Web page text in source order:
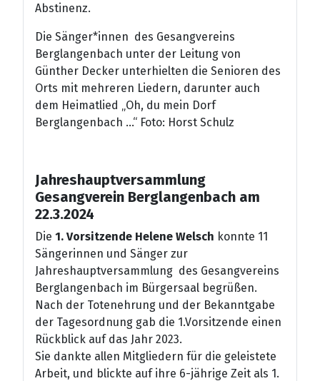
Abstinenz.
Die Sänger*innen des Gesangvereins
Berglangenbach unter der Leitung von
Günther Decker unterhielten die Senioren des
Orts mit mehreren Liedern, darunter auch
dem Heimatlied „Oh, du mein Dorf
Berglangenbach ...“ Foto: Horst Schulz
Jahreshauptversammlung
Gesangverein Berglangenbach am
22.3.2024
Die 1. Vorsitzende Helene Welsch konnte 11
Sängerinnen und Sänger zur
Jahreshauptversammlung des Gesangvereins
Berglangenbach im Bürgersaal begrüßen.
Nach der Totenehrung und der Bekanntgabe
der Tagesordnung gab die 1.Vorsitzende einen
Rückblick auf das Jahr 2023.
Sie dankte allen Mitgliedern für die geleistete
Arbeit, und blickte auf ihre 6-jährige Zeit als 1.